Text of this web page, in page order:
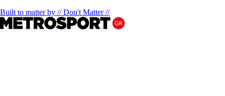
Built to matter by // Don't Matter //